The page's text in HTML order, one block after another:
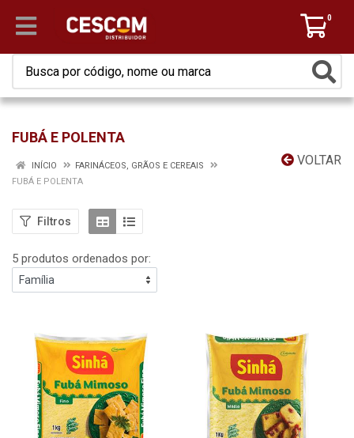
0
FUBÁ E POLENTA
VOLTAR
INÍCIO
FARINÁCEOS, GRÃOS E CEREAIS
FUBÁ E POLENTA
Filtros
5 produtos ordenados por: